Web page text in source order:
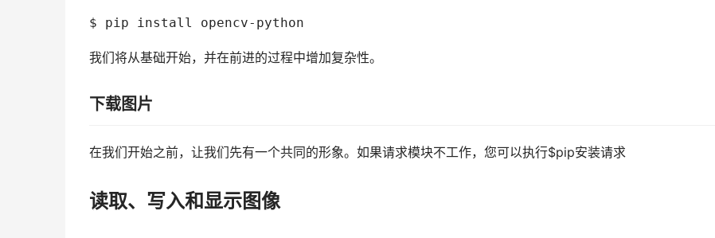
$ pip install opencv-python
我们将从基础开始，并在前进的过程中增加复杂性。
下载图片
在我们开始之前，让我们先有一个共同的形象。如果请求模块不工作，您可以执行$pip安装请求
读取、写入和显示图像